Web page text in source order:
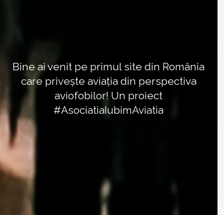
Bine ai venit pe primul site din România
care privește aviația din perspectiva
aviofobilor! Un proiect
#AsociatiaIubimAviatia